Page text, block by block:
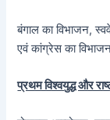
बंगाल का विभाजन,
एवं कांग्रेस का
प्रथम विश्वयुद्ध और